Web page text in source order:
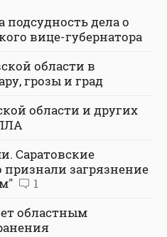
подсудность дела о
вице-губернатора
области в
грозы и град
области и других
Саратовские
загрязнение
1
областным